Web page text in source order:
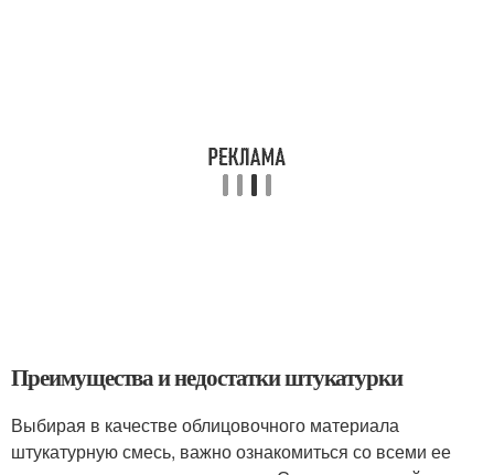
Преимущества и недостатки штукатурки
Выбирая в качестве облицовочного материала
штукатурную смесь, важно ознакомиться со всеми ее